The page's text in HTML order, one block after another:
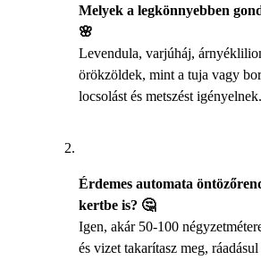
Melyek a legkönnyebben
🌸
Levendula, varjúháj,
örökzöldek, mint a tuja vagy
locsolást és metszést igényelnek.
Érdemes automata
kertbe is? 🤔
Igen, akár 50-100
és vizet takarítasz meg,